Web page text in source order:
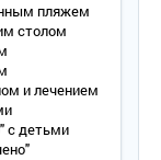
пляжем
столом
и лечением
с детьми